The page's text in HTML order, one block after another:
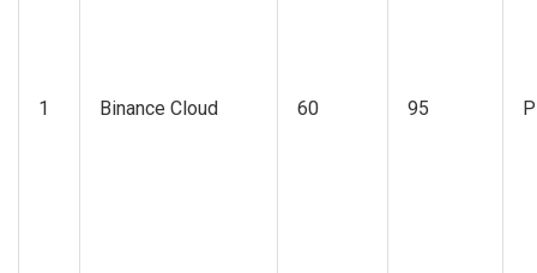
1 Binance Cloud 60 95